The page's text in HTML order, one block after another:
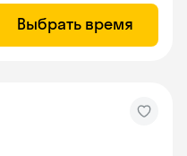
Выбрать время